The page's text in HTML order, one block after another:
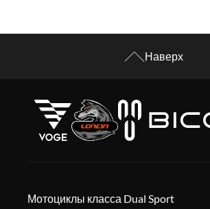
Наверх
Мотоциклы класса Dual Sport